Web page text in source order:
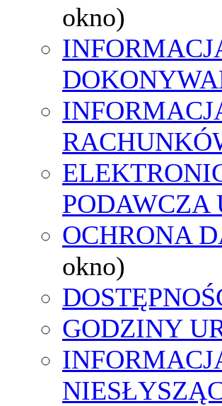
okno)
PODAWCZA
OCHRONA
okno)
GODZINY